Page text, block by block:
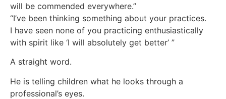
will be commended everywhere.”
“I’ve been thinking something about your practices.
I have seen none of you practicing enthusiastically
with spirit like ‘I will absolutely get better’ ”
A straight word.
He is telling children what he looks through a
professional’s eyes.